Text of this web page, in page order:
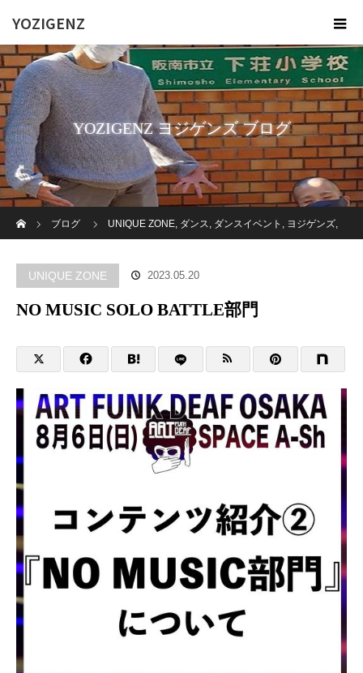
YOZIGENZ
YOZIGENZ ヨジゲンズ ブログ
ブログ
UNIQUE ZONE, ダンス, ダンスイベント , ヨジゲンズ,
UNIQUE ZONE 2023.05.20
NO MUSIC SOLO BATTLE部門